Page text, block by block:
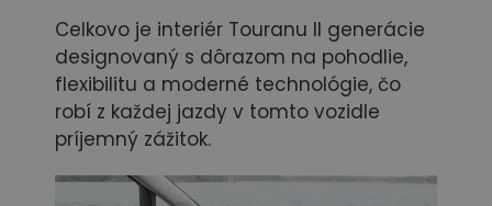
Celkovo je interiér Touranu II generácie
designovaný s dôrazom na pohodlie,
flexibilitu a moderné technológie, čo
robí z každej jazdy v tomto vozidle
príjemný zážitok.